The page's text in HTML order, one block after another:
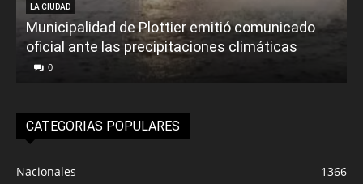
LA CIUDAD
Municipalidad de Plottier emitió comunicado
oficial ante las precipitaciones climáticas
0
CATEGORIAS POPULARES
Nacionales
1366